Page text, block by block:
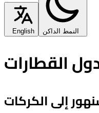
English النمط الداكن
القطارات
إلى الكركات